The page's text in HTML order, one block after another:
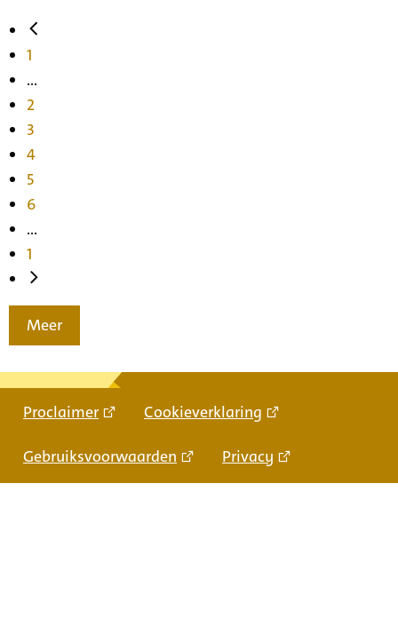
1
...
2
3
4
5
6
...
1
Meer
Proclaimer Cookieverklaring
Gebruiksvoorwaarden Privacy